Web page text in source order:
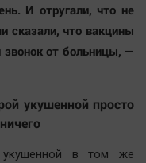
И отругали, что не
сказали, что вакцины
от больницы, —
укушенной просто
укушенной в том же